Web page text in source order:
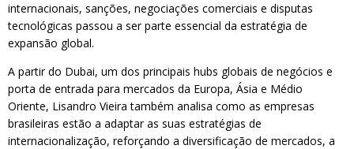
internacionais, sanções, negociações comerciais e disputas
tecnológicas passou a ser parte essencial da estratégia de
expansão global.
A partir do Dubai, um dos principais hubs globais de negócios e
porta de entrada para mercados da Europa, Ásia e Médio
Oriente, Lisandro Vieira também analisa como as empresas
brasileiras estão a adaptar as suas estratégias de
internacionalização, reforçando a diversificação de mercados, a